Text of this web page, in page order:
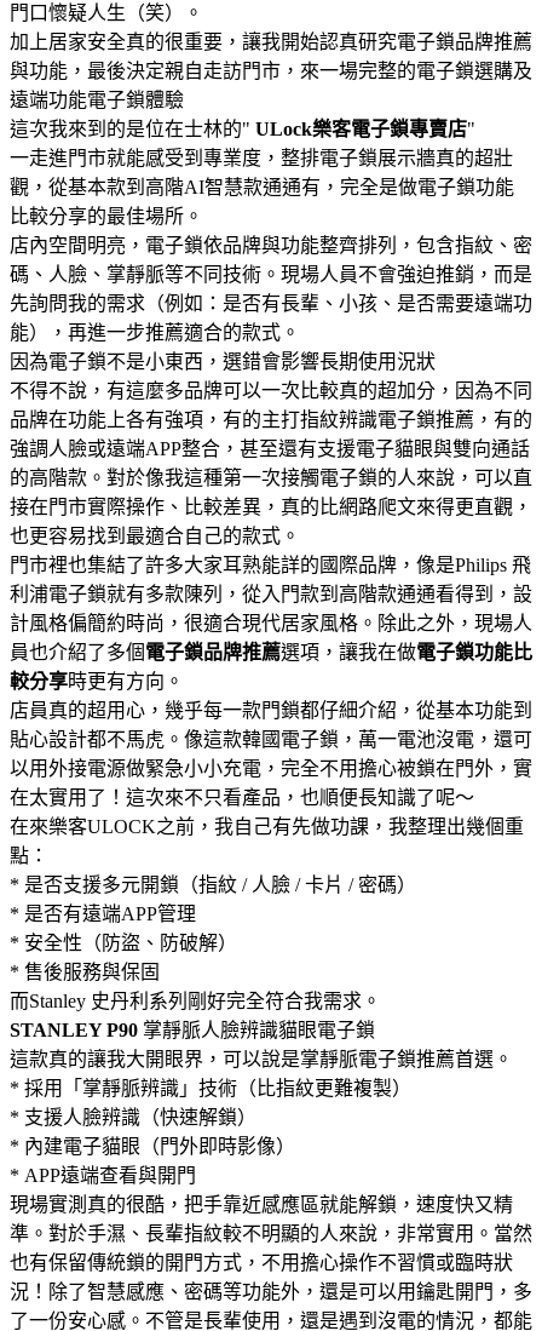
門口懷疑人生（笑）。
加上居家安全真的很重要，讓我開始認真研究電子鎖品牌推薦
與功能，最後決定親自走訪門市，來一場完整的電子鎖選購及
遠端功能電子鎖體驗
這次我來到的是位在士林的" ULock樂客電子鎖專賣店"
一走進門市就能感受到專業度，整排電子鎖展示牆真的超壯
觀，從基本款到高階AI智慧款通通有，完全是做電子鎖功能
比較分享的最佳場所。
店內空間明亮，電子鎖依品牌與功能整齊排列，包含指紋、密
碼、人臉、掌靜脈等不同技術。現場人員不會強迫推銷，而是
先詢問我的需求（例如：是否有長輩、小孩、是否需要遠端功
能），再進一步推薦適合的款式。
因為電子鎖不是小東西，選錯會影響長期使用況狀
不得不說，有這麼多品牌可以一次比較真的超加分，因為不同
品牌在功能上各有強項，有的主打指紋辨識電子鎖推薦，有的
強調人臉或遠端APP整合，甚至還有支援電子貓眼與雙向通話
的高階款。對於像我這種第一次接觸電子鎖的人來說，可以直
接在門市實際操作、比較差異，真的比網路爬文來得更直觀，
也更容易找到最適合自己的款式。
門市裡也集結了許多大家耳熟能詳的國際品牌，像是Philips 飛
利浦電子鎖就有多款陳列，從入門款到高階款通通看得到，設
計風格偏簡約時尚，很適合現代居家風格。除此之外，現場人
員也介紹了多個電子鎖品牌推薦選項，讓我在做電子鎖功能比
較分享時更有方向。
店員真的超用心，幾乎每一款門鎖都仔細介紹，從基本功能到
貼心設計都不馬虎。像這款韓國電子鎖，萬一電池沒電，還可
以用外接電源做緊急小小充電，完全不用擔心被鎖在門外，實
在太實用了！這次來不只看產品，也順便長知識了呢～
在來樂客ULOCK之前，我自己有先做功課，我整理出幾個重
點：
* 是否支援多元開鎖（指紋 / 人臉 / 卡片 / 密碼）
* 是否有遠端APP管理
* 安全性（防盜、防破解）
* 售後服務與保固
而Stanley 史丹利系列剛好完全符合我需求。
STANLEY P90 掌靜脈人臉辨識貓眼電子鎖
這款真的讓我大開眼界，可以說是掌靜脈電子鎖推薦首選。
* 採用「掌靜脈辨識」技術（比指紋更難複製）
* 支援人臉辨識（快速解鎖）
* 內建電子貓眼（門外即時影像）
* APP遠端查看與開門
現場實測真的很酷，把手靠近感應區就能解鎖，速度快又精
準。對於手濕、長輩指紋較不明顯的人來說，非常實用。當然
也有保留傳統鎖的開門方式，不用擔心操作不習慣或臨時狀
況！除了智慧感應、密碼等功能外，還是可以用鑰匙開門，多
了一份安心感。不管是長輩使用，還是遇到沒電的情況，都能